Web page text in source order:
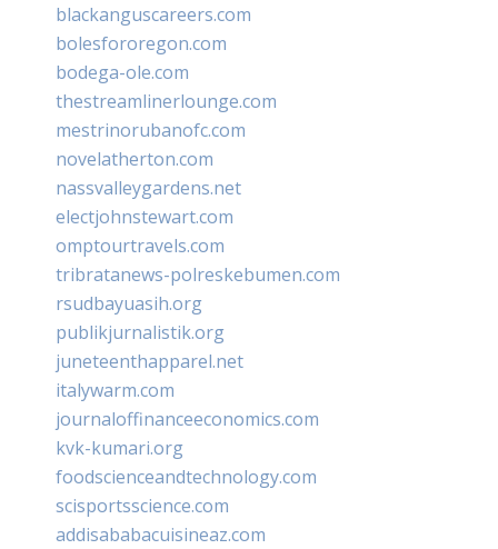
blackanguscareers.com
bolesfororegon.com
bodega-ole.com
thestreamlinerlounge.com
mestrinorubanofc.com
novelatherton.com
nassvalleygardens.net
electjohnstewart.com
omptourtravels.com
tribratanews-polreskebumen.com
rsudbayuasih.org
publikjurnalistik.org
juneteenthapparel.net
italywarm.com
journaloffinanceeconomics.com
kvk-kumari.org
foodscienceandtechnology.com
scisportsscience.com
addisababacuisineaz.com